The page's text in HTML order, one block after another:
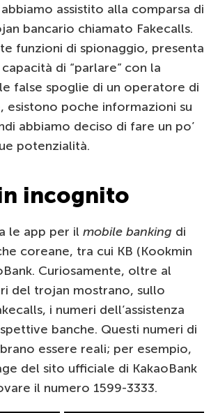
assistito alla comparsa di
bancario chiamato Fakecalls.
funzioni di spionaggio, presenta
di “parlare” con la
false spoglie di un operatore di
esistono poche informazioni su
abbiamo deciso di fare un po’
potenzialità.
incognito
le app per il mobile banking di
coreane, tra cui KB (Kookmin
Curiosamente, oltre al
del trojan mostrano, sullo
i numeri dell’assistenza
banche. Questi numeri di
essere reali; per esempio,
del sito ufficiale di KakaoBank
il numero 1599-3333.